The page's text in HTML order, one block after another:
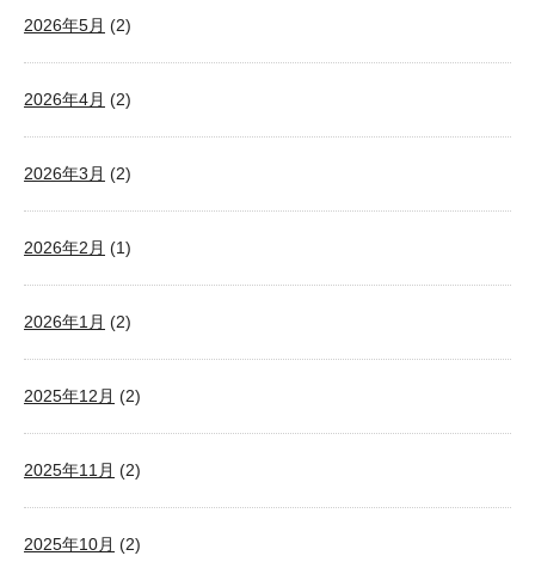
2026年5月 (2)
2026年4月 (2)
2026年3月 (2)
2026年2月 (1)
2026年1月 (2)
2025年12月 (2)
2025年11月 (2)
2025年10月 (2)